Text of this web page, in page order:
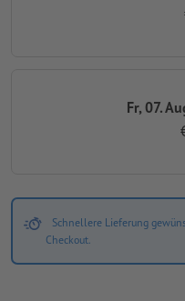
Fr, 07.
Schnellere Lieferung
Checkout.